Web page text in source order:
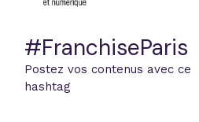
#FranchiseParis
Postez vos contenus avec ce
hashtag